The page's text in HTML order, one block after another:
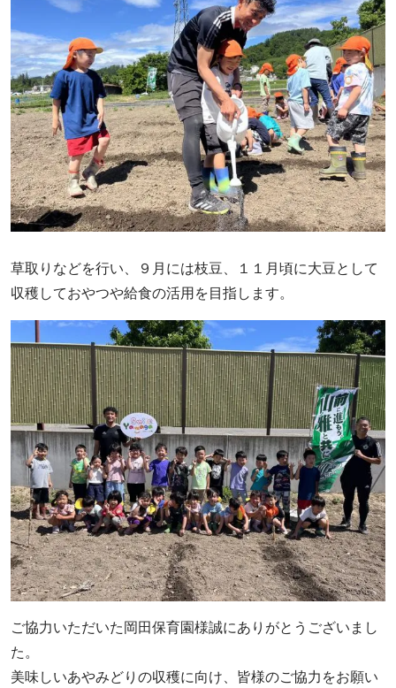
草取りなどを行い、９月には枝豆、１１月頃に大豆として
収穫しておやつや給食の活用を目指します。
ご協力いただいた岡田保育園様誠にありがとうございまし
た。
美味しいあやみどりの収穫に向け、皆様のご協力をお願い